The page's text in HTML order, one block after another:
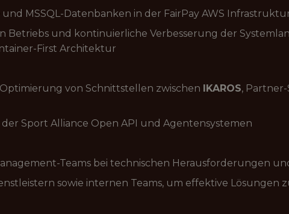
MSSQL-Datenbanken in der FairPay AWS
Betriebs und kontinuierliche Verbesserung der
First Architektur
von Schnittstellen zwischen IKAROS,
Sport Alliance Open API und Agentensystemen
Teams bei technischen Herausforderungen
sowie internen Teams, um effektive Lösungen